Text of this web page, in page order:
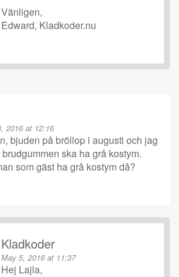
Vänligen,
Edward, Kladkoder.nu
2016 at 12:16
bjuden på bröllop i augusti och jag
brudgummen ska ha grå kostym.
som gäst ha grå kostym då?
Kladkoder
May 5, 2016 at 11:37
Hej Lajla,